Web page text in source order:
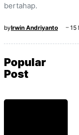
bertahap.
byIrwin Andriyanto 15
Popular
Post